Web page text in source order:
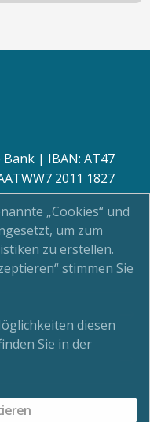
| IBAN: AT47
2011 1827
„Cookies“ und
um zum
zu erstellen.
stimmen Sie
diesen
Sie in der